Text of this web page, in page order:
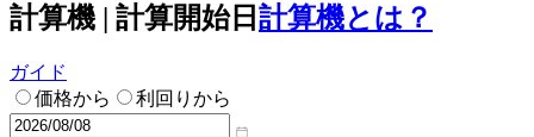
計算機 | 計算開始日 計算機とは？
ガイド
価格から
利回りから